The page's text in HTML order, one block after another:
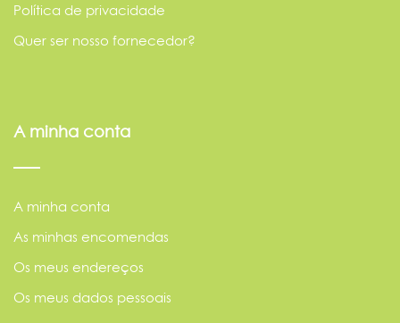
Política de privacidade
Quer ser nosso fornecedor?
A minha conta
A minha conta
As minhas encomendas
Os meus endereços
Os meus dados pessoais